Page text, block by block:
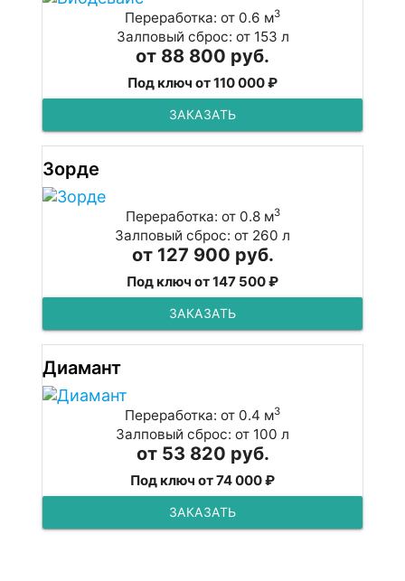
Переработка: от 0.6 м3
Залповый сброс: от 153 л
от 88 800 руб.
Под ключ от 110 000 ₽
ЗАКАЗАТЬ
Зорде
Переработка: от 0.8 м3
Залповый сброс: от 260 л
от 127 900 руб.
Под ключ от 147 500 ₽
ЗАКАЗАТЬ
Диамант
Переработка: от 0.4 м3
Залповый сброс: от 100 л
от 53 820 руб.
Под ключ от 74 000 ₽
ЗАКАЗАТЬ